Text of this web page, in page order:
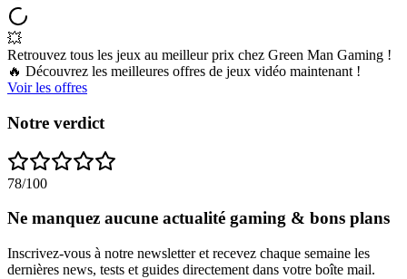
💥
Retrouvez tous les jeux au meilleur prix chez Green Man Gaming !
🔥 Découvrez les meilleures offres de jeux vidéo maintenant !
Voir les offres
Notre verdict
78/100
Ne manquez aucune actualité gaming & bons plans
Inscrivez-vous à notre newsletter et recevez chaque semaine les
dernières news, tests et guides directement dans votre boîte mail.